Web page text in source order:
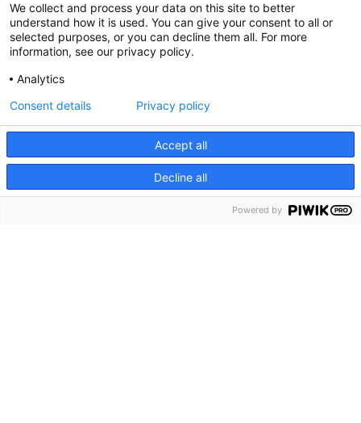
menu
Menu
We collect and process your data on this site to better
understand how it is used. You can give your consent to all or
selected purposes, or you can decline them all. For more
information, see our privacy policy.
Analytics
Accept all
Decline all
Consent details Privacy policy
Powered by